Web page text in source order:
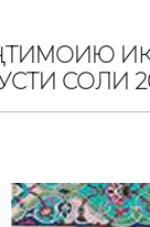
СОЛИ